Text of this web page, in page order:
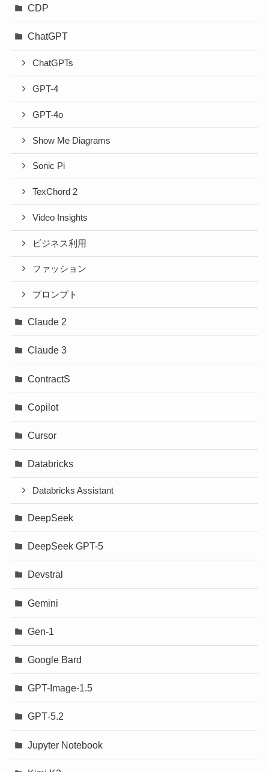
CDP
ChatGPT
ChatGPTs
GPT-4
GPT-4o
Show Me Diagrams
Sonic Pi
TexChord 2
Video Insights
ビジネス利用
ファッション
プロンプト
Claude 2
Claude 3
ContractS
Copilot
Cursor
Databricks
Databricks Assistant
DeepSeek
DeepSeek GPT-5
Devstral
Gemini
Gen-1
Google Bard
GPT-Image-1.5
GPT‐5.2
Jupyter Notebook